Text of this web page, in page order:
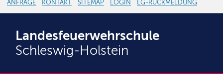
ANFRAGE
KONTAKT SITEMAP LOGIN LG-RÜCKMELDUNG
Landesfeuerwehrschule
Schleswig-Holstein